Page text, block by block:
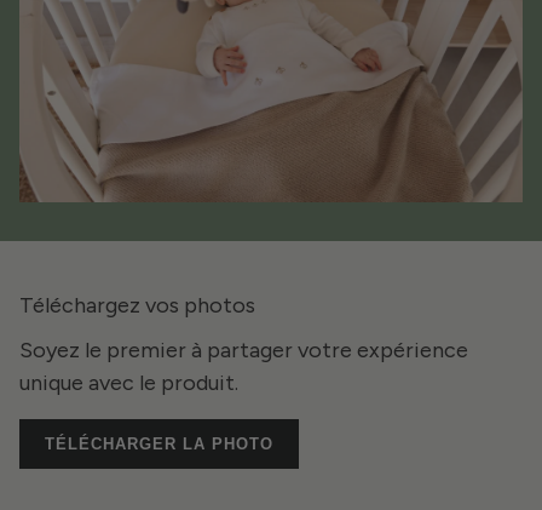
Téléchargez vos photos
Soyez le premier à partager votre expérience
unique avec le produit.
TÉLÉCHARGER LA PHOTO